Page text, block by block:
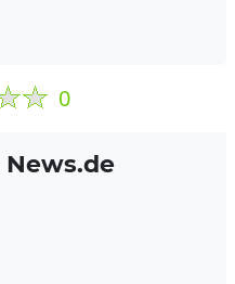
0
News.de